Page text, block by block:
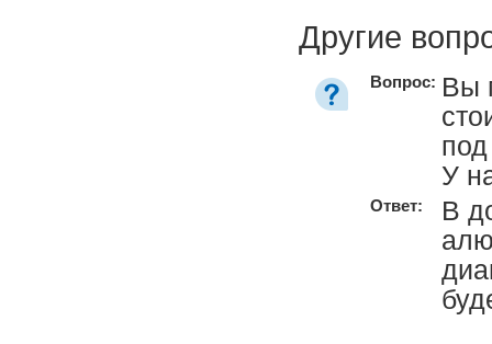
Другие
Вопрос: Вы
У
Ответ:
В